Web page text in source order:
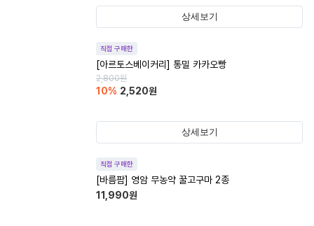
상세보기
직접 구매한
[아르토스베이커리] 통밀 카카오빵
2,800원
10% 2,520원
상세보기
직접 구매한
[바름팜] 영암 무농약 꿀고구마 2종
11,990원